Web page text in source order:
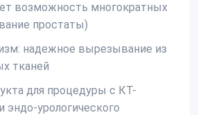
возможность многократных
простаты)
надежное вырезывание из
тканей
для процедуры с КТ-
урологического